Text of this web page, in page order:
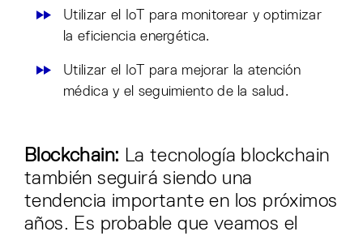
Utilizar el IoT para monitorear y optimizar
la eficiencia energética.
Utilizar el IoT para mejorar la atención
médica y el seguimiento de la salud.
Blockchain: La tecnología blockchain
también seguirá siendo una
tendencia importante en los próximos
años. Es probable que veamos el